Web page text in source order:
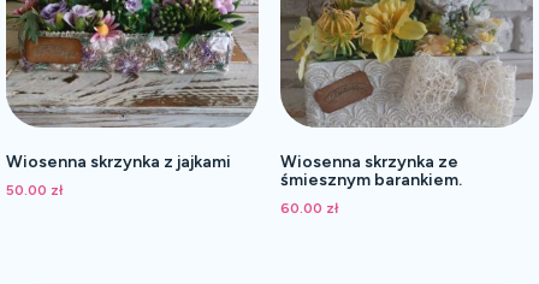
Wiosenna skrzynka z jajkami
50.00 zł
Wiosenna skrzynka ze
śmiesznym barankiem.
60.00 zł